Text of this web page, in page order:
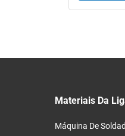
Materiais Da
Máquina De